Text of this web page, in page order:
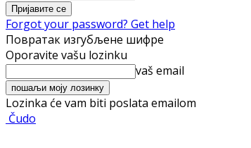
Forgot your password? Get help
Повратак изгубљене шифре
Oporavite vašu lozinku
vaš email
Lozinka će vam biti poslata emailom
Čudo